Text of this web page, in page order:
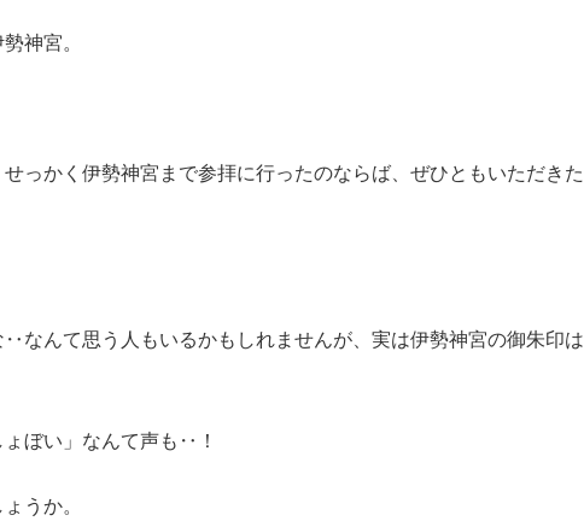
神宮。
っかく伊勢神宮まで参拝に行ったのならば、ぜひともいただきた
なんて思う人もいるかもしれませんが、実は伊勢神宮の御朱印は
ぼい」なんて声も‥！
うか。